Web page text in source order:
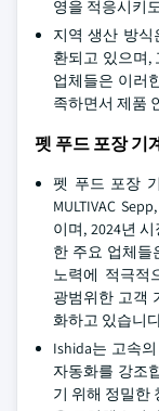
영을 적응시키
지역 생산 방식
환되고 있으며,
업체들은 이러
족하면서 제품
펫 푸드 포장 기
펫 푸드 포장
MULTIVAC
이며, 2024년
한 주요 업체들
노력에 적극적
광범위한 고객
화하고 있습니
Ishida는 고속
자동화를 강조
기 위해 정밀한